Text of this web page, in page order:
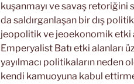
kuşanmayı ve savaş
da saldırganlaşan bir dış
jeopolitik ve jeoekonomik etki
Emperyalist Batı etki alanları
yayılmacı politikaların neden
kendi kamuoyuna kabul